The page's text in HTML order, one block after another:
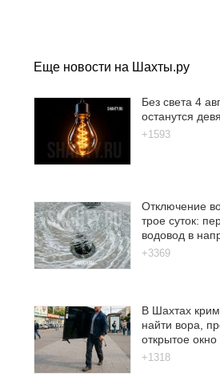
Еще новости на Шахты.ру
Без света 4
останутся
+1593
Отключение
трое суток:
водовод в
+3369
В Шахтах
найти вора,
открытое окно
+1318